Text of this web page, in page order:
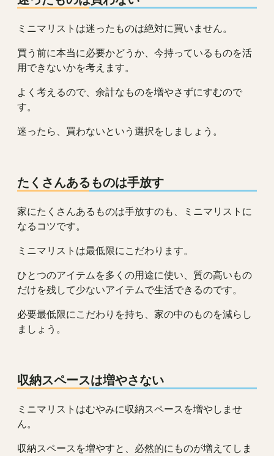
ミニマリストは迷ったものは絶対に買いません。
買う前に本当に必要かどうか、今持っているものを活
用できないかを考えます。
よく考えるので、余計なものを増やさずにすむので
す。
迷ったら、買わないという選択をしましょう。
たくさんあるものは手放す
家にたくさんあるものは手放すのも、ミニマリストに
なるコツです。
ミニマリストは最低限にこだわります。
ひとつのアイテムを多くの用途に使い、質の高いもの
だけを残して少ないアイテムで生活できるのです。
必要最低限にこだわりを持ち、家の中のものを減らし
ましょう。
収納スペースは増やさない
ミニマリストはむやみに収納スペースを増やしませ
ん。
収納スペースを増やすと、必然的にものが増えてしま